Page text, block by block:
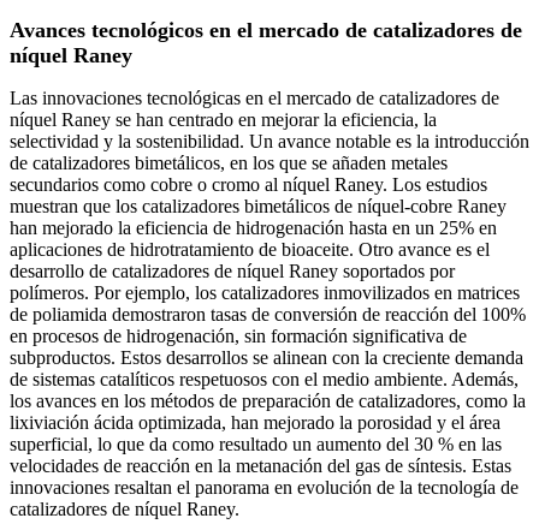
Avances tecnológicos en el mercado de catalizadores de
níquel Raney
Las innovaciones tecnológicas en el mercado de catalizadores de
níquel Raney se han centrado en mejorar la eficiencia, la
selectividad y la sostenibilidad. Un avance notable es la introducción
de catalizadores bimetálicos, en los que se añaden metales
secundarios como cobre o cromo al níquel Raney. Los estudios
muestran que los catalizadores bimetálicos de níquel-cobre Raney
han mejorado la eficiencia de hidrogenación hasta en un 25% en
aplicaciones de hidrotratamiento de bioaceite. Otro avance es el
desarrollo de catalizadores de níquel Raney soportados por
polímeros. Por ejemplo, los catalizadores inmovilizados en matrices
de poliamida demostraron tasas de conversión de reacción del 100%
en procesos de hidrogenación, sin formación significativa de
subproductos. Estos desarrollos se alinean con la creciente demanda
de sistemas catalíticos respetuosos con el medio ambiente. Además,
los avances en los métodos de preparación de catalizadores, como la
lixiviación ácida optimizada, han mejorado la porosidad y el área
superficial, lo que da como resultado un aumento del 30 % en las
velocidades de reacción en la metanación del gas de síntesis. Estas
innovaciones resaltan el panorama en evolución de la tecnología de
catalizadores de níquel Raney.